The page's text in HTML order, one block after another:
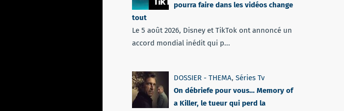
pourra faire dans les vidéos change
tout
Le 5 août 2026, Disney et TikTok ont annoncé un
accord mondial inédit qui p...
DOSSIER - THEMA, Séries Tv
On débriefe pour vous… Memory of
a Killer, le tueur qui perd la